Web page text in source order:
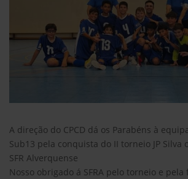
A direção do CPCD dá os Parabéns à
Sub13 pela conquista do II torneio JP Silva
SFR Alverquense
Nosso obrigado á SFRA pelo torneio e